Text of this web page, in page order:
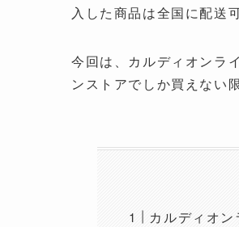
入した商品は全国に配送
今回は、カルディオンラ
ンストアでしか買えない
カルディオ